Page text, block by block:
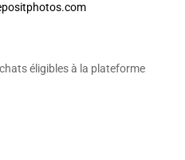
éligibles à la plateforme